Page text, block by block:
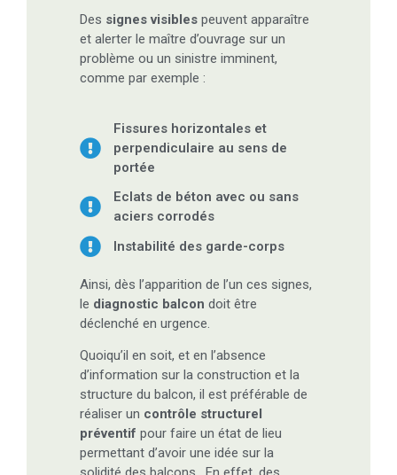
Des signes visibles peuvent apparaître
et alerter le maître d’ouvrage sur un
problème ou un sinistre imminent,
Fissures horizontales et
perpendiculaire au sens de
portée
aciers corrodés
Instabilité des garde-corps
Ainsi, dès l’apparition de l’un ces signes,
diagnostic balcon
déclenché en urgence.
Quoiqu’il en soit, et en l’absence
d’information sur la construction et la
structure du balcon, il est préférable de
réaliser un contrôle structurel
préventif
pour faire un état de lieu